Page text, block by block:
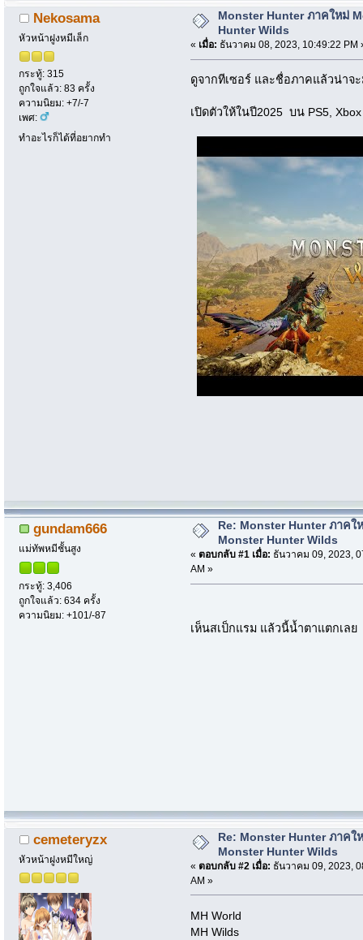
ครั้ง)
Nekosama
หัวหน้าฝูงหมีเล็ก
กระทู้: 315
ถูกใจแล้ว: 83 ครั้ง
ความนิยม: +7/-7
เพศ:
ทำอะไรก็ได้ที่อยากทำ
Monster Hunter ภาคใหม่
Hunter Wilds
« เมื่อ: ธันวาคม 08, 2023, 10:49:22 PM
ดูจากทีเซอร์ และชื่อภาคแล้วน่าจ
เปิดตัวให้ในปี2025 บน PS5,
gundam666
แม่ทัพหมีชั้นสูง
กระทู้: 3,406
ถูกใจแล้ว: 634 ครั้ง
ความนิยม: +101/-87
Re: Monster Hunter ภาคใ
Monster Hunter Wilds
« ตอบกลับ #1 เมื่อ: ธันวาคม 09, 2023,
AM »
เห็นสเป็กแรม แล้วนี้น้ำตาแตกเล
cemeteryzx
หัวหน้าฝูงหมีใหญ่
Re: Monster Hunter ภาคใ
Monster Hunter Wilds
« ตอบกลับ #2 เมื่อ: ธันวาคม 09, 2023,
AM »
MH World
MH Wilds